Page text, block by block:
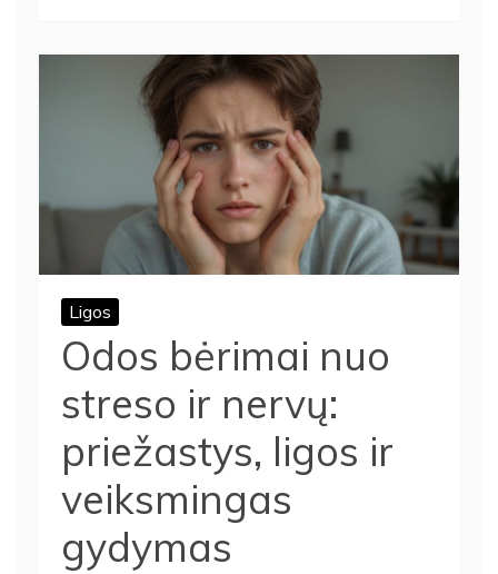
Ligos
Odos bėrimai nuo
streso ir nervų:
priežastys, ligos ir
veiksmingas
gydymas